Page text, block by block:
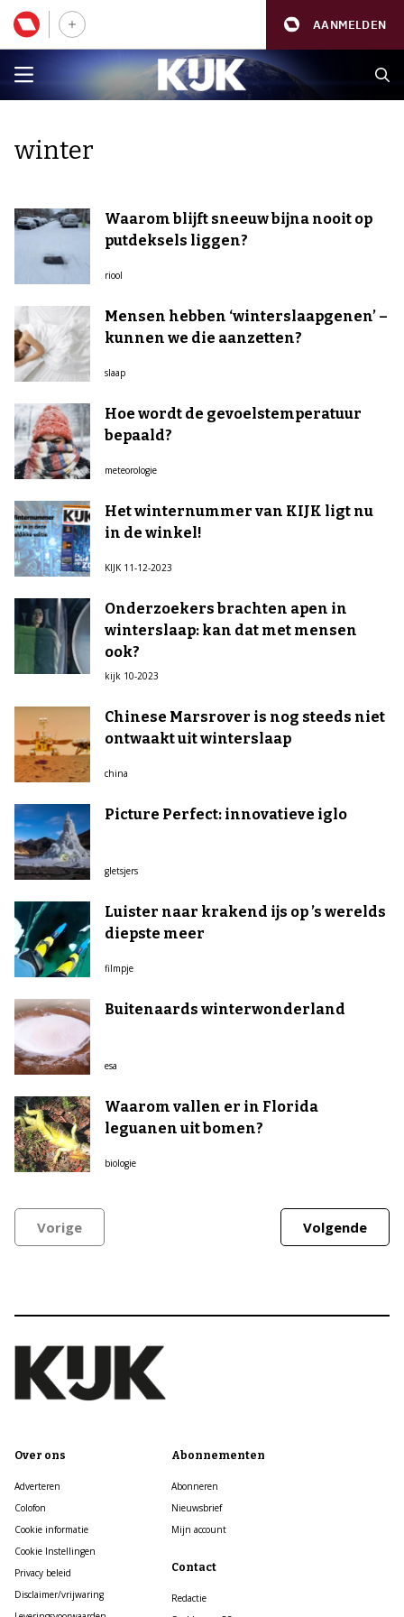
AANMELDEN
winter
Waarom blijft sneeuw bijna nooit op
putdeksels liggen?
riool
Mensen hebben ‘winterslaapgenen’ –
kunnen we die aanzetten?
slaap
Hoe wordt de gevoelstemperatuur
bepaald?
meteorologie
Het winternummer van KIJK ligt nu
in de winkel!
KIJK 11-12-2023
Onderzoekers brachten apen in
winterslaap: kan dat met mensen
ook?
kijk 10-2023
Chinese Marsrover is nog steeds niet
ontwaakt uit winterslaap
china
Picture Perfect: innovatieve iglo
gletsjers
Luister naar krakend ijs op ’s werelds
diepste meer
filmpje
Buitenaards winterwonderland
esa
Waarom vallen er in Florida
leguanen uit bomen?
biologie
Vorige Volgende
Over ons
Adverteren
Colofon
Cookie informatie
Cookie Instellingen
Privacy beleid
Disclaimer/vrijwaring
Abonnementen
Abonneren
Nieuwsbrief
Mijn account
Contact
Redactie